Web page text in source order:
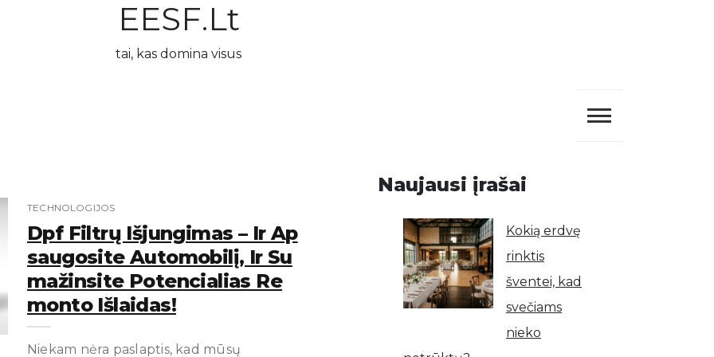
EESF.lt
tai, kas domina visus
TECHNOLOGIJOS
Dpf Filtrų Išjungimas – Ir Ap
Saugosite Automobilį, Ir Su
Mažinsite Potencialias Re
Monto Išlaidas!
Niekam nėra paslaptis, kad mūsų
Naujausi įrašai
Kokią erdvę
rinktis
šventei, kad
svečiams
nieko